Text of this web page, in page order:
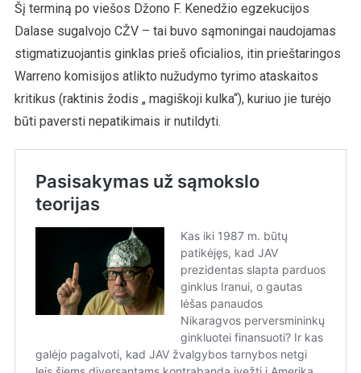
Šį terminą po viešos Džono F. Kenedžio egzekucijos
Dalase sugalvojo CŽV – tai buvo sąmoningai naudojamas
stigmatizuojantis ginklas prieš oficialios, itin prieštaringos
Warreno komisijos atlikto nužudymo tyrimo ataskaitos
kritikus (raktinis žodis „ magiškoji kulka“), kuriuo jie turėjo
būti paversti nepatikimais ir nutildyti.